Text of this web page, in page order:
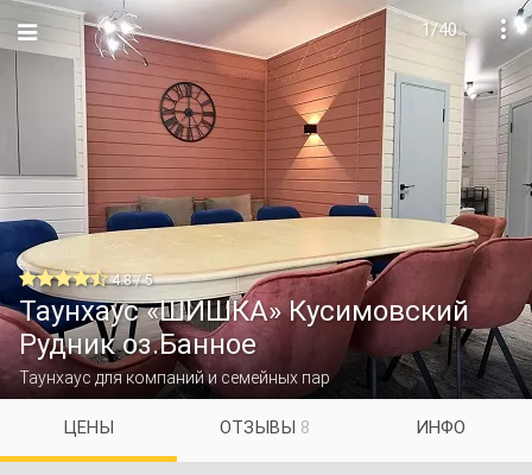

1/40
 4.8 / 5
Таунхаус «ШИШКА» Кусимовский
Рудник оз.Банное
Таунхаус для компаний и семейных пар
ЦЕНЫ ОТЗЫВЫ 8 ИНФО